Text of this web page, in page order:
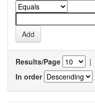
Results/Page |
In order